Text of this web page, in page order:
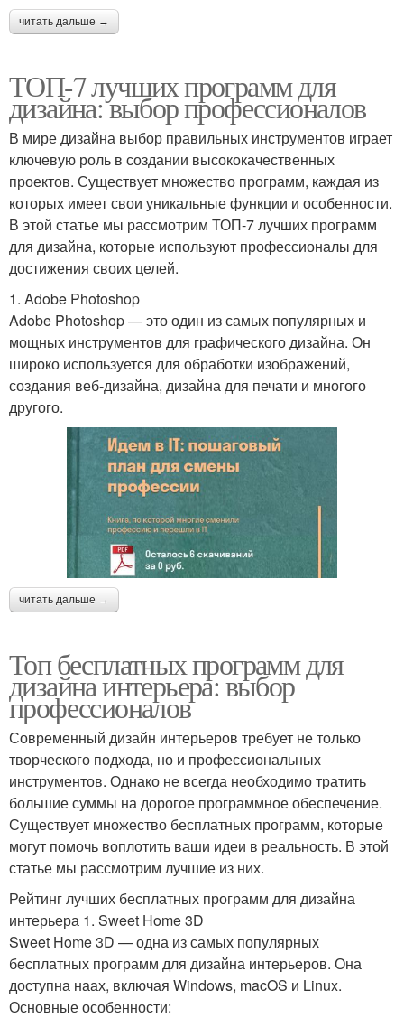
читать дальше →
ТОП-7 лучших программ для
дизайна: выбор профессионалов
В мире дизайна выбор правильных инструментов играет
ключевую роль в создании высококачественных
проектов. Существует множество программ, каждая из
которых имеет свои уникальные функции и особенности.
В этой статье мы рассмотрим ТОП-7 лучших программ
для дизайна, которые используют профессионалы для
достижения своих целей.
1. Adobe Photoshop
Adobe Photoshop — это один из самых популярных и
мощных инструментов для графического дизайна. Он
широко используется для обработки изображений,
создания веб-дизайна, дизайна для печати и многого
другого.
читать дальше →
Топ бесплатных программ для
дизайна интерьера: выбор
профессионалов
Современный дизайн интерьеров требует не только
творческого подхода, но и профессиональных
инструментов. Однако не всегда необходимо тратить
большие суммы на дорогое программное обеспечение.
Существует множество бесплатных программ, которые
могут помочь воплотить ваши идеи в реальность. В этой
статье мы рассмотрим лучшие из них.
Рейтинг лучших бесплатных программ для дизайна
интерьера 1. Sweet Home 3D
Sweet Home 3D — одна из самых популярных
бесплатных программ для дизайна интерьеров. Она
доступна наах, включая Windows, macOS и Linux.
Основные особенности: